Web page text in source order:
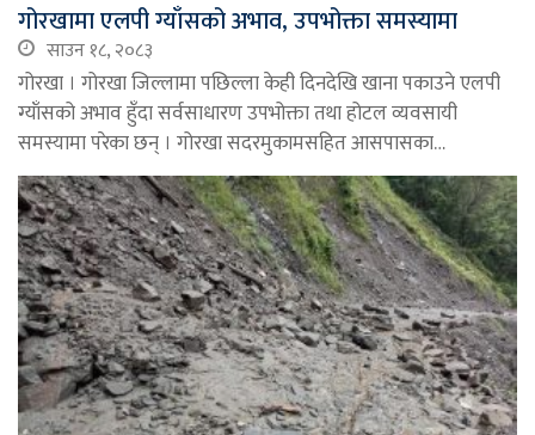
गोरखामा एलपी ग्याँसको अभाव, उपभोक्ता समस्यामा
साउन १८, २०८३
गोरखा । गोरखा जिल्लामा पछिल्ला केही दिनदेखि खाना पकाउने एलपी
ग्याँसको अभाव हुँदा सर्वसाधारण उपभोक्ता तथा होटल व्यवसायी
समस्यामा परेका छन् । गोरखा सदरमुकामसहित आसपासका…